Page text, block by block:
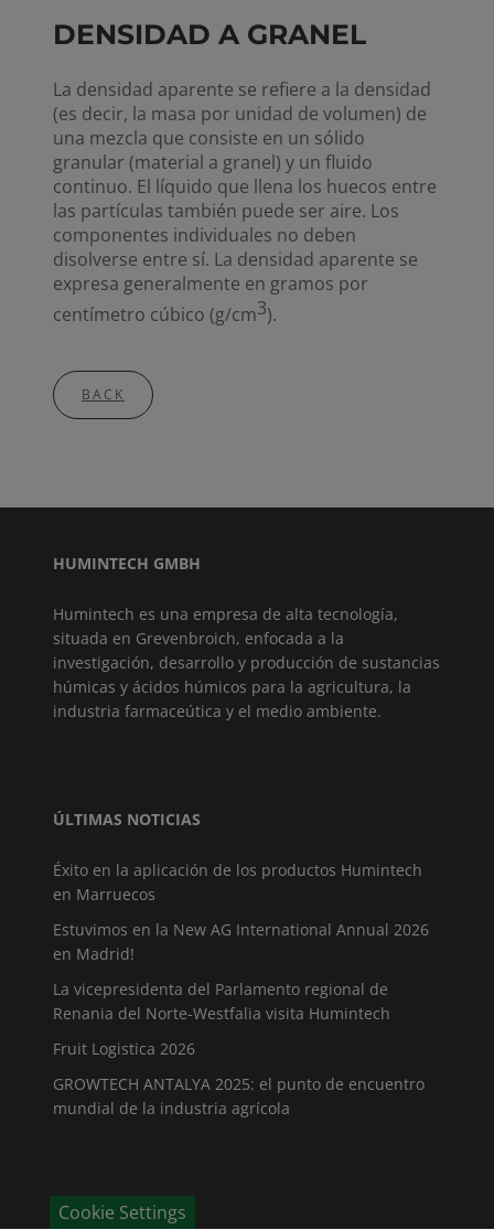
DENSIDAD A GRANEL
La densidad aparente se refiere a la densidad
(es decir, la masa por unidad de volumen) de
una mezcla que consiste en un sólido
granular (material a granel) y un fluido
continuo. El líquido que llena los huecos entre
las partículas también puede ser aire. Los
componentes individuales no deben
disolverse entre sí. La densidad aparente se
expresa generalmente en gramos por
centímetro cúbico (g/cm3).
BACK
HUMINTECH GMBH
Humintech es una empresa de alta tecnología,
situada en Grevenbroich, enfocada a la
investigación, desarrollo y producción de sustancias
húmicas y ácidos húmicos para la agricultura, la
industria farmaceútica y el medio ambiente.
ÚLTIMAS NOTICIAS
Éxito en la aplicación de los productos Humintech
en Marruecos
Estuvimos en la New AG International Annual 2026
en Madrid!
La vicepresidenta del Parlamento regional de
Renania del Norte-Westfalia visita Humintech
Fruit Logistica 2026
GROWTECH ANTALYA 2025: el punto de encuentro
mundial de la industria agrícola
Cookie Settings